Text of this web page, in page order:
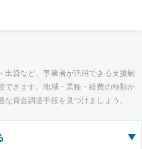
出資など、事業者が活用できる支援制
できます。地域・業種・経費の種類か
な資金調達手段を見つけましょう。
▶